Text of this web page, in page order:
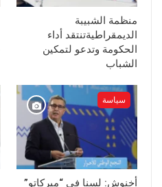
منظمة الشبيبة
الديمقراطيةتنتقد أداء
الحكومة وتدعو لتمكين
الشباب
سياسة
أخنوش: لسنا في “ميركاتو”